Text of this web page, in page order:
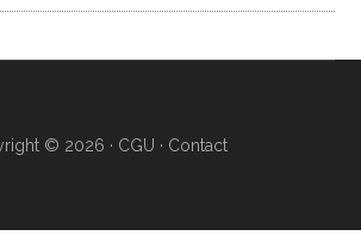
© 2026 · CGU · Contact